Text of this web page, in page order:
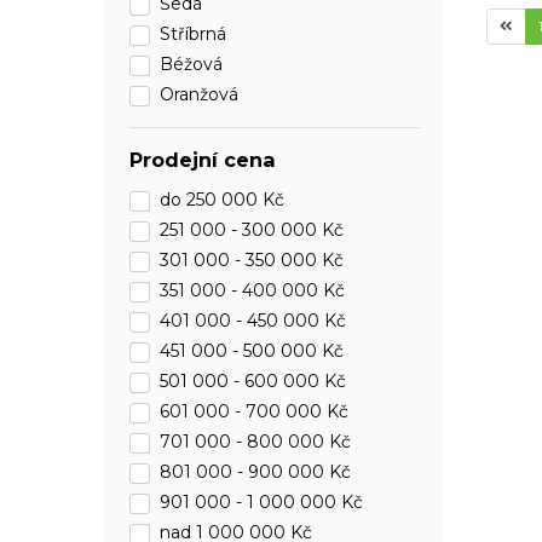
Stříbrná
Béžová
Oranžová
Prodejní cena
do 250 000 Kč
251 000 -300 000 Kč
301 000 -350 000 Kč
351 000 - 400 000 Kč
401 000 - 450 000 Kč
451 000 - 500 000 Kč
501 000 - 600 000 Kč
601 000 - 700 000 Kč
701 000 - 800 000 Kč
801 000 - 900 000 Kč
901 000 - 1 000 000 Kč
nad 1 000 000 Kč
1